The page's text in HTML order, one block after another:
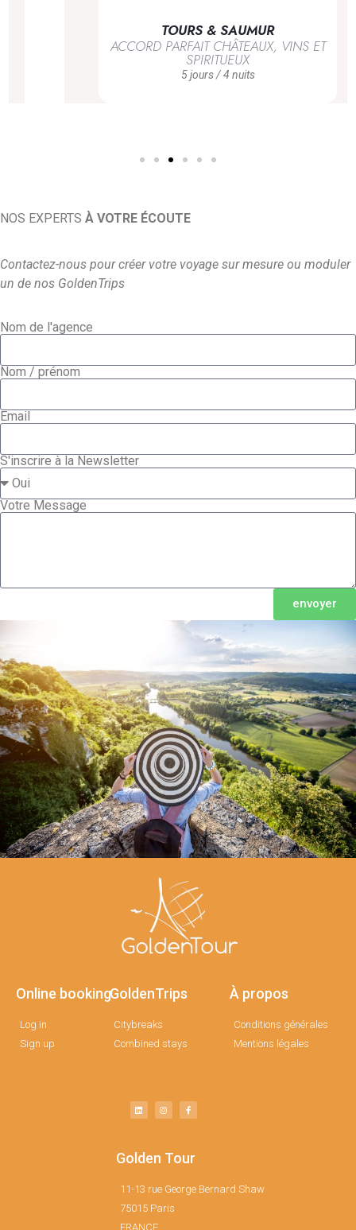
TOURS & SAUMUR
ACCORD PARFAIT CHÂTEAUX, VINS ET
SPIRITUEUX
5 jours / 4 nuits
NOS EXPERTS À VOTRE ÉCOUTE
Contactez-nous pour créer votre voyage sur mesure ou moduler
un de nos GoldenTrips
Nom de l'agence
Nom / prénom
Email
S'inscrire à la Newsletter
Votre Message
envoyer
Online booking
Log in
Sign up
GoldenTrips
Citybreaks
Combined stays
À propos
Conditions générales
Mentions légales
Golden Tour
11-13 rue George Bernard Shaw
75015 Paris
FRANCE